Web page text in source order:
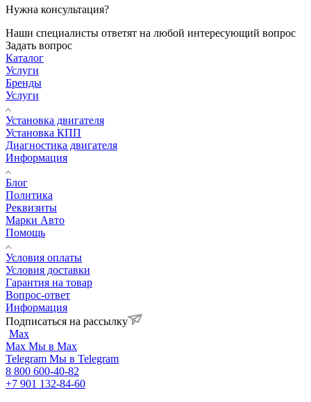
Нужна консультация?
Наши специалисты ответят на любой интересующий вопрос
Задать вопрос
Каталог
Услуги
Бренды
Услуги
Установка двигателя
Установка КПП
Диагностика двигателя
Информация
Блог
Политика
Реквизиты
Марки Авто
Помощь
Условия оплаты
Условия доставки
Гарантия на товар
Вопрос-ответ
Информация
Подписаться на рассылку
Max
Max Мы в Max
Telegram Мы в Telegram
8 800 600-40-82
+7 901 132-84-60